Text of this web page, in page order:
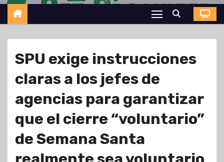
o
SPU exige instrucciones
claras a los jefes de
agencias para garantizar
que el cierre “voluntario”
de Semana Santa